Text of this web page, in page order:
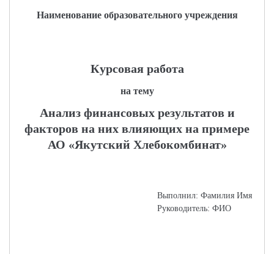
Наименование образовательного учреждения
Курсовая работа
на тему
Анализ финансовых результатов и
факторов на них влияющих на примере
АО «Якутский Хлебокомбинат»
Выполнил: Фамилия Имя
Руководитель: ФИО